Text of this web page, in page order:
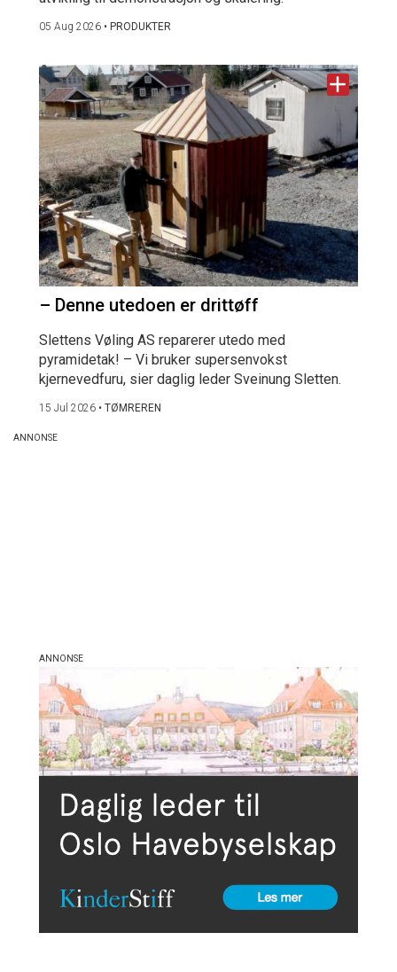
05 Aug 2026 • PRODUKTER
– Denne utedoen er drittøff
Slettens Vøling AS reparerer utedo med
pyramidetak! – Vi bruker supersenvokst
kjernevedfuru, sier daglig leder Sveinung Sletten.
15 Jul 2026 • TØMREREN